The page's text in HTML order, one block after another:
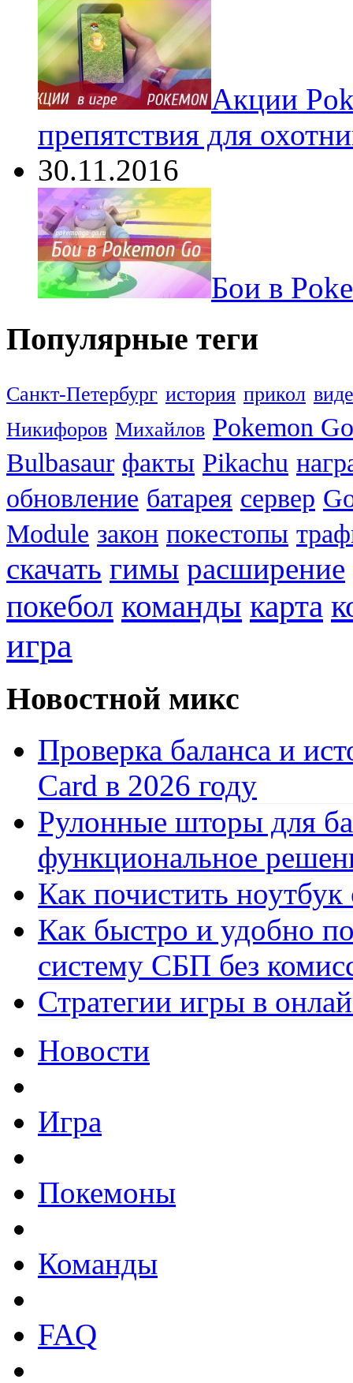
Акции
препятствия для
30.11.2016
Бои в
Популярные теги
Санкт-Петербург история прикол
Никифоров Михайлов Pokemon Go
Bulbasaur факты Pikachu
обновление батарея сервер
Module закон покестопы
скачать гимы расширение
покебол команды карта
игра
Новостной микс
Проверка баланса и
Card в 2026 году
Рулонные шторы для
функциональное
Как почистить
Как быстро и удобно
систему СБП без
Стратегии игры в
Новости
Игра
Покемоны
Команды
FAQ